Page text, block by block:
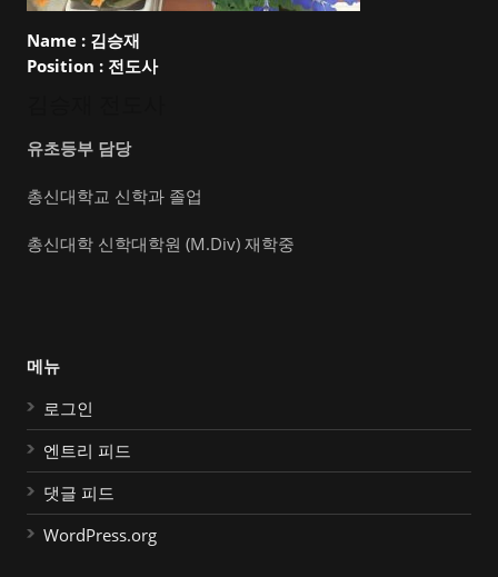
Name : 김승재
Position : 전도사
유초등부 담당
총신대학교 신학과 졸업
총신대학 신학대학원 (M.Div) 재학중
메뉴
로그인
엔트리 피드
댓글 피드
WordPress.org